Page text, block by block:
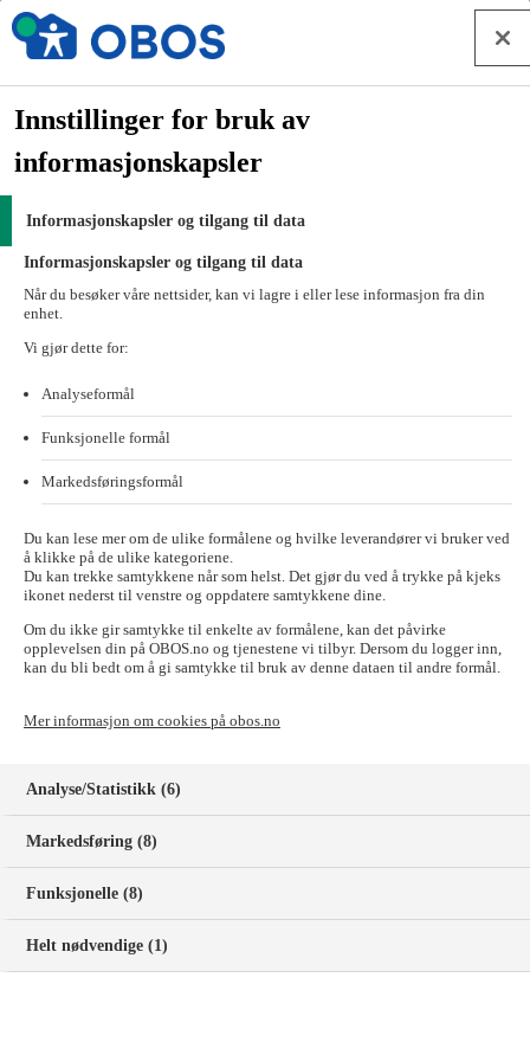
Hopp til innhold
OBOS Nett
Forside
Styrearbeid
OBOS Nett
Hva kan vi hjelpe deg med?
Her finner du veiledning for å komme i gang, feilsøking og bruk av
tjenestene OBOS Nett leverer.
Kontakt oss
Internett
Få hjelp til feilsøking av internett, veiledninger og
TV
Få hjelp til oppkobling, feilsøking og få svar på vanlige
spørsmål om TV.
Bruksanvisninger
Finn bruksanvisninger for TV- og internettutstyr du har fått
gjennom OBOS Nett.
Faktura
Innstillinger for bruk av
informasjonskapsler
Informasjonskapsler og tilgang til data
Informasjonskapsler og tilgang til data
Når du besøker våre nettsider, kan vi lagre i eller lese informasjon fra din
enhet.
Vi gjør dette for:
Analyseformål
Funksjonelle formål
Markedsføringsformål
Du kan lese mer om de ulike formålene og hvilke leverandører vi bruker ved
å klikke på de ulike kategoriene.
Du kan trekke samtykkene når som helst. Det gjør du ved å trykke på kjeks
ikonet nederst til venstre og oppdatere samtykkene dine.
Om du ikke gir samtykke til enkelte av formålene, kan det påvirke
opplevelsen din på OBOS.no og tjenestene vi tilbyr. Dersom du logger inn,
kan du bli bedt om å gi samtykke til bruk av denne dataen til andre formål.
Mer informasjon om cookies på obos.no
Analyse/Statistikk (6)
Markedsføring (8)
Funksjonelle (8)
Helt nødvendige (1)